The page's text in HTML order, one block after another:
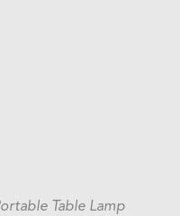
Table Lamp